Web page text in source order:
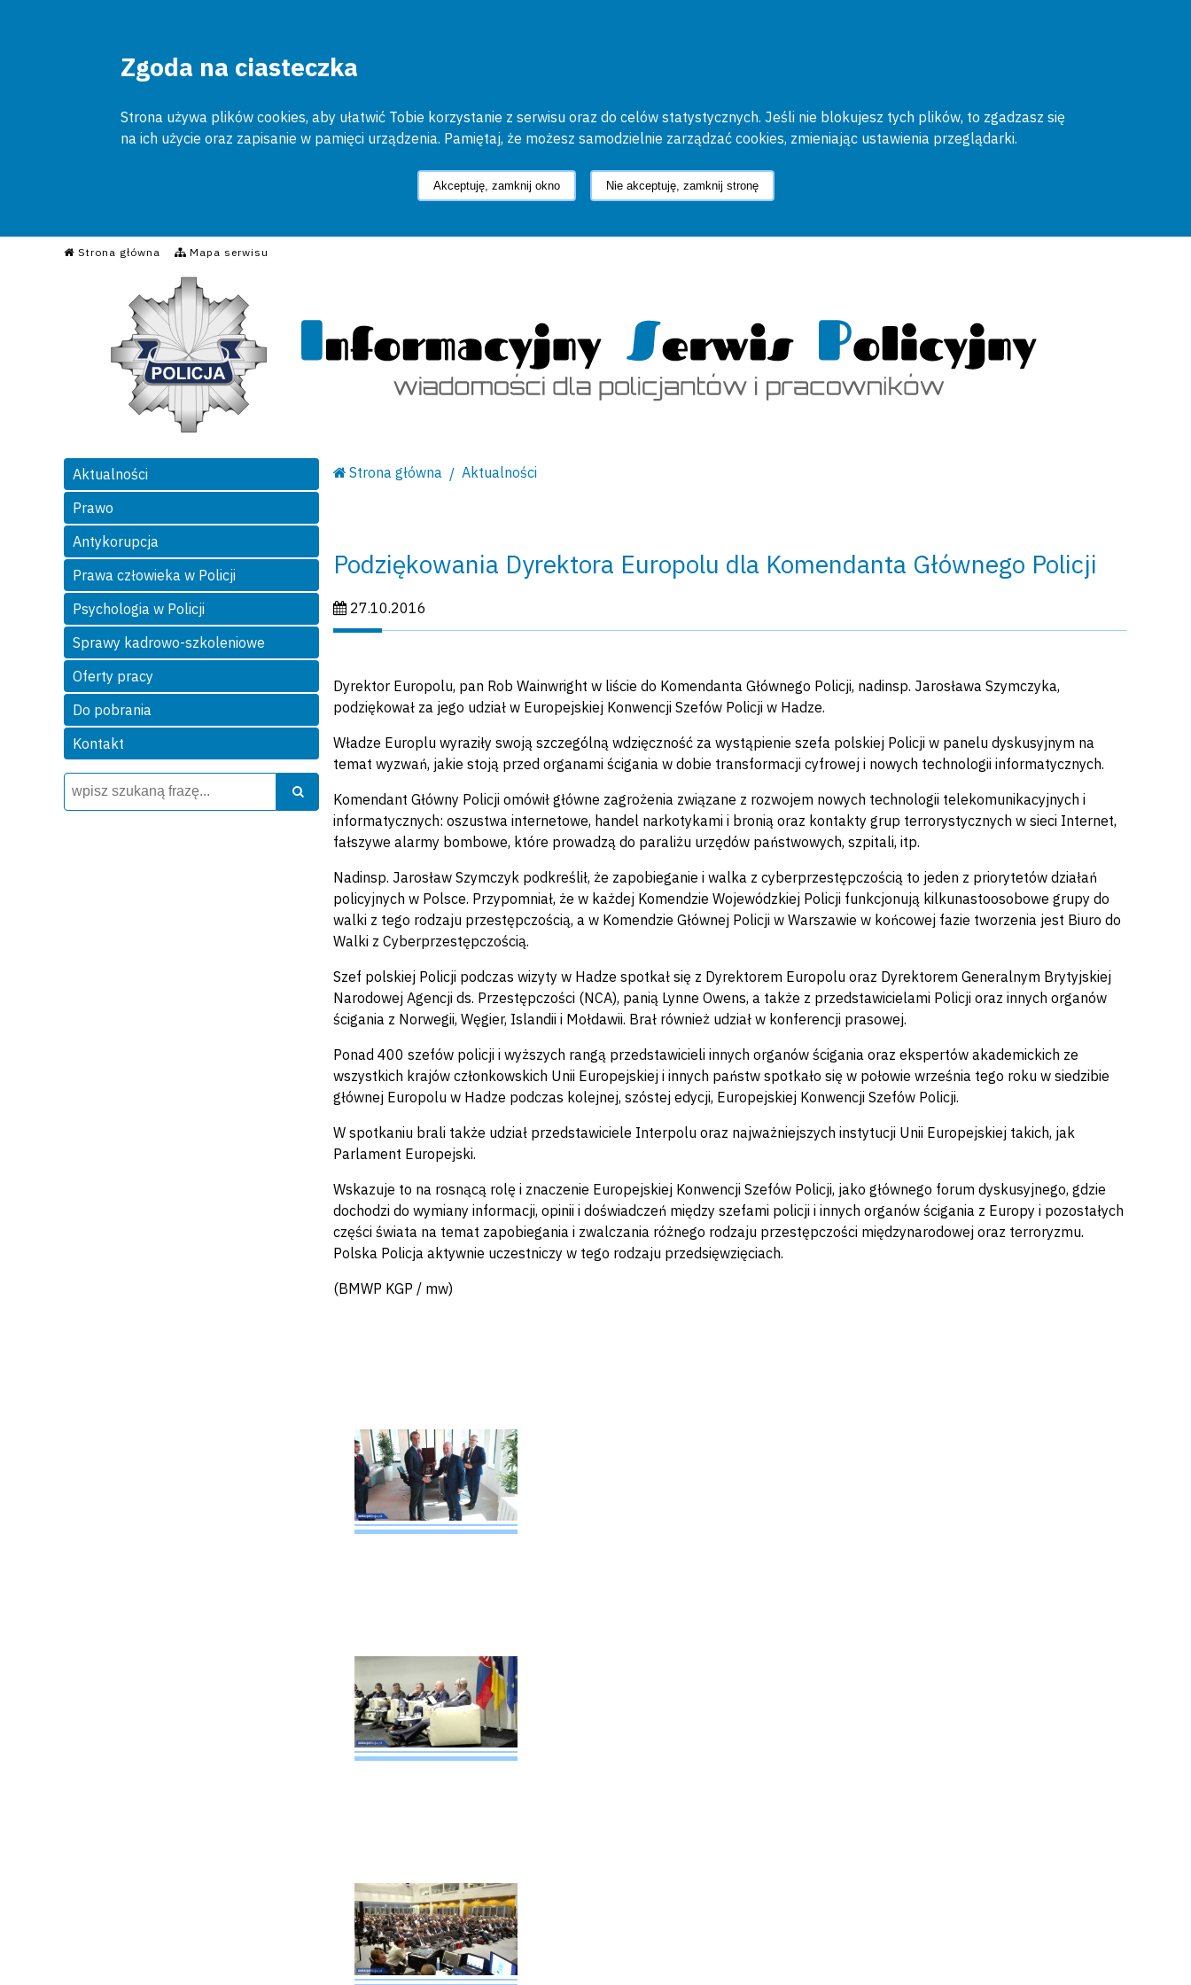
Zgoda na ciasteczka
Strona używa plików cookies, aby ułatwić Tobie korzystanie z serwisu oraz do celów statystycznych. Jeśli nie blokujesz tych plików, to zgadzasz się
na ich użycie oraz zapisanie w pamięci urządzenia. Pamiętaj, że możesz samodzielnie zarządzać cookies, zmieniając ustawienia przeglądarki.
Akceptuję, zamknij okno Nie akceptuję, zamknij stronę
Strona główna Mapa serwisu
Informacyjny Serwis Policyjny
Aktualności
Prawo
Antykorupcja
Prawa człowieka w Policji
Psychologia w Policji
Sprawy kadrowo-szkoleniowe
Oferty pracy
Do pobrania
Kontakt
Wyszukiwarka
Szukaj
Strona główna Aktualności
Podziękowania Dyrektora Europolu dla Komendanta Głównego Policji
Data publikacji:
27.10.2016
Dyrektor Europolu, pan Rob Wainwright w liście do Komendanta Głównego Policji, nadinsp. Jarosława Szymczyka,
podziękował za jego udział w Europejskiej Konwencji Szefów Policji w Hadze.
Władze Europlu wyraziły swoją szczególną wdzięczność za wystąpienie szefa polskiej Policji w panelu dyskusyjnym na
temat wyzwań, jakie stoją przed organami ścigania w dobie transformacji cyfrowej i nowych technologii informatycznych.
Komendant Główny Policji omówił główne zagrożenia związane z rozwojem nowych technologii telekomunikacyjnych i
informatycznych: oszustwa internetowe, handel narkotykami i bronią oraz kontakty grup terrorystycznych w sieci Internet,
fałszywe alarmy bombowe, które prowadzą do paraliżu urzędów państwowych, szpitali, itp.
Nadinsp. Jarosław Szymczyk podkreślił, że zapobieganie i walka z cyberprzestępczością to jeden z priorytetów działań
policyjnych w Polsce. Przypomniał, że w każdej Komendzie Wojewódzkiej Policji funkcjonują kilkunastoosobowe grupy do
walki z tego rodzaju przestępczością, a w Komendzie Głównej Policji w Warszawie w końcowej fazie tworzenia jest Biuro do
Walki z Cyberprzestępczością.
Szef polskiej Policji podczas wizyty w Hadze spotkał się z Dyrektorem Europolu oraz Dyrektorem Generalnym Brytyjskiej
Narodowej Agencji ds. Przestępczości (NCA), panią Lynne Owens, a także z przedstawicielami Policji oraz innych organów
ścigania z Norwegii, Węgier, Islandii i Mołdawii. Brał również udział w konferencji prasowej.
Ponad 400 szefów policji i wyższych rangą przedstawicieli innych organów ścigania oraz ekspertów akademickich ze
wszystkich krajów członkowskich Unii Europejskiej i innych państw spotkało się w połowie września tego roku w siedzibie
głównej Europolu w Hadze podczas kolejnej, szóstej edycji, Europejskiej Konwencji Szefów Policji.
W spotkaniu brali także udział przedstawiciele Interpolu oraz najważniejszych instytucji Unii Europejskiej takich, jak
Parlament Europejski.
Wskazuje to na rosnącą rolę i znaczenie Europejskiej Konwencji Szefów Policji, jako głównego forum dyskusyjnego, gdzie
dochodzi do wymiany informacji, opinii i doświadczeń między szefami policji i innych organów ścigania z Europy i pozostałych
części świata na temat zapobiegania i zwalczania różnego rodzaju przestępczości międzynarodowej oraz terroryzmu.
Polska Policja aktywnie uczestniczy w tego rodzaju przedsięwzięciach.
(BMWP KGP / mw)